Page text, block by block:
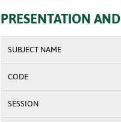
PRESENTATION
SUBJECT NAME
CODE
SESSION